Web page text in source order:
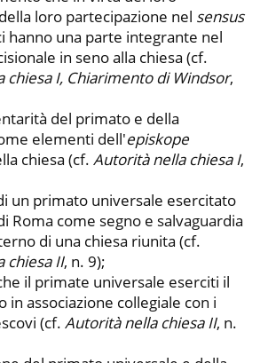
loro partecipazione nel sensus
hanno una parte integrante nel
in seno alla chiesa (cf.
chiesa I, Chiarimento di Windsor,
del primato e della
elementi dell'episkope
chiesa (cf. Autorità nella chiesa I,
un primato universale esercitato
Roma come segno e salvaguardia
di una chiesa riunita (cf.
chiesa II, n. 9);
il primate universale eserciti il
in associazione collegiale con i
(cf. Autorità nella chiesa II, n.